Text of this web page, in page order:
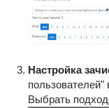
Настройка
Выбрать